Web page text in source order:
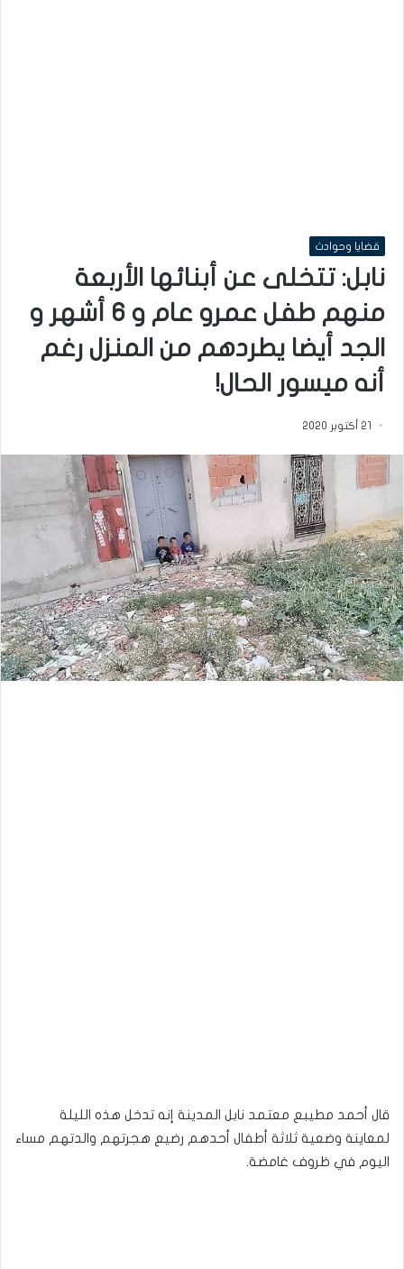
قضايا وحوادث
نابل: تتخلى عن أبنائها الأربعة
منهم طفل عمرو عام و 6 أشهر و
الجد أيضا يطردهم من المنزل رغم
أنه ميسور الحال!
21 أكتوبر 2020
قال أحمد مطيبع معتمد نابل المدينة إنه تدخل هذه الليلة
لمعاينة وضعية ثلاثة أطفال أحدهم رضيع هجرتهم والدتهم مساء
اليوم في ظروف غامضة.